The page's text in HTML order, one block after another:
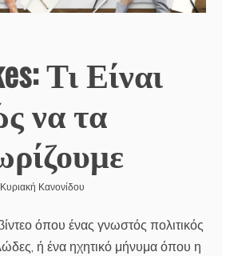
Τι Είναι
να τα
Κυριακή Κανονίδου
όπου ένας γνωστός πολιτικός
ή ένα ηχητικό μήνυμα όπου η